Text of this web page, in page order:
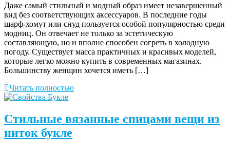
Даже самый стильный и модный образ имеет незавершенный
вид без соответствующих аксессуаров. В последние годы
шарф-хомут или снуд пользуется особой популярностью среди
модниц. Он отвечает не только за эстетическую
составляющую, но и вполне способен согреть в холодную
погоду. Существует масса практичных и красивых моделей,
которые легко можно купить в современных магазинах.
Большинству женщин хочется иметь […]
Читать полностью
Стильные вязанные спицами вещи из
ниток букле